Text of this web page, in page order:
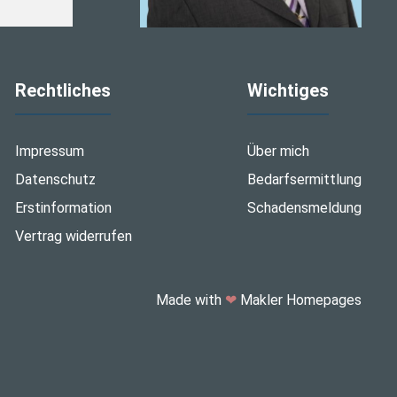
Rechtliches
Impressum
Datenschutz
Erstinformation
Vertrag widerrufen
Wichtiges
Über mich
Bedarfsermittlung
Schadensmeldung
Made with ❤Makler Homepages